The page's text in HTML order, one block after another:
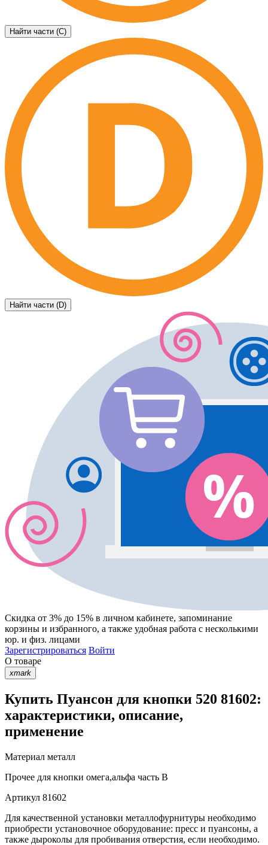
Найти части (C)
Найти части (D)
Скидка от 3% до 15% в личном кабинете, запоминание
корзины и избранного, а также удобная работа с несколькими
юр. и физ. лицами
Зарегистрироваться Войти
О товаре
xmark
Купить Пуансон для кнопки 520 81602:
характеристики, описание,
применение
Материал металл
Прочее для кнопки омега,альфа часть В
Артикул 81602
Для качественной установки металлофурнитуры необходимо
приобрести установочное оборудование: пресс и пуансоны, а
также дыроколы для пробивания отверстия, если необходимо.